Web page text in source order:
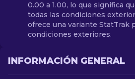
0.00 a 1.00, lo que significa
todas las condiciones
ofrece una variante StatTrak
condiciones exteriores.
INFORMACIÓN GENERAL